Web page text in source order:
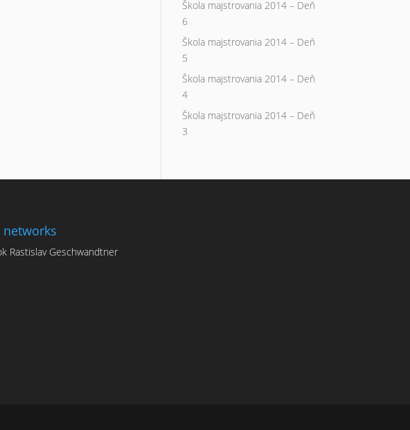
Škola majstrovania 2014 – Deň
6
Škola majstrovania 2014 – Deň
5
Škola majstrovania 2014 – Deň
4
Škola majstrovania 2014 – Deň
3
networks
Rastislav Geschwandtner